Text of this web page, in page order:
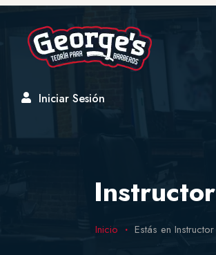
Iniciar Sesión
Instructor
Inicio • Estás en Instructor